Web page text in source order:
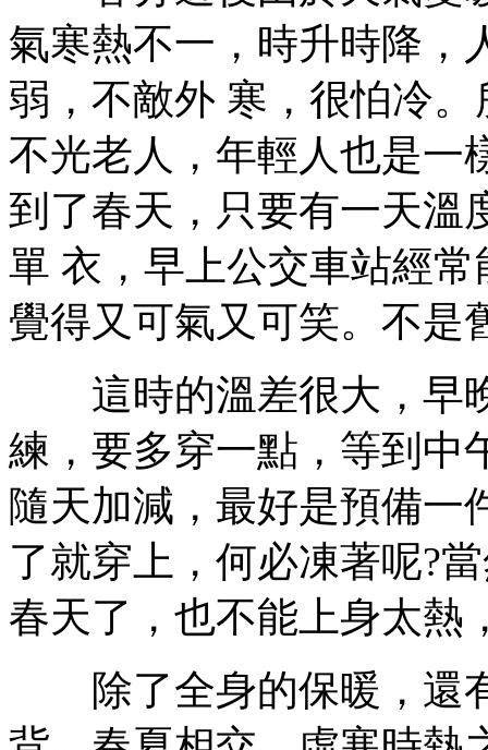
氣寒熱不一，時升時降，
弱，不敵外 寒，很怕冷
不光老人，年輕人也是一
到了春天，只要有一天溫
單 衣，早上公交車站經
覺得又可氣又可笑。不是
這時的溫差很大，早
練，要多穿一點，等到中
隨天加減，最好是預備一
了就穿上，何必凍著呢?
春天了，也不能上身太熱
除了全身的保暖，還